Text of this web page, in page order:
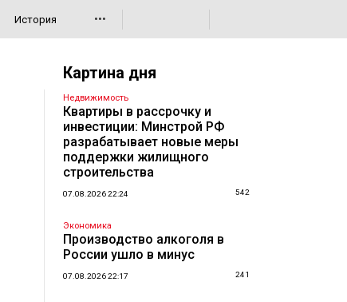
История •••
Картина дня
Недвижимость
Квартиры в рассрочку и
инвестиции: Минстрой РФ
разрабатывает новые меры
поддержки жилищного
строительства
07.08.2026 22:24 542
Экономика
Производство алкоголя в
России ушло в минус
07.08.2026 22:17 241